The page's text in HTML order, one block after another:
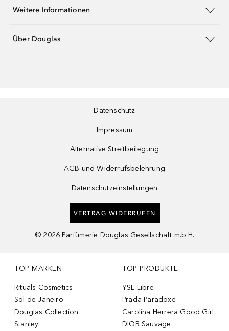
Weitere Informationen
Über Douglas
Datenschutz
Impressum
Alternative Streitbeilegung
AGB und Widerrufsbelehrung
Datenschutzeinstellungen
VERTRAG WIDERRUFEN
© 2026 Parfümerie Douglas Gesellschaft m.b.H.
TOP MARKEN
Rituals Cosmetics
Sol de Janeiro
Douglas Collection
Stanley
TOP PRODUKTE
YSL Libre
Prada Paradoxe
Carolina Herrera Good Girl
DIOR Sauvage